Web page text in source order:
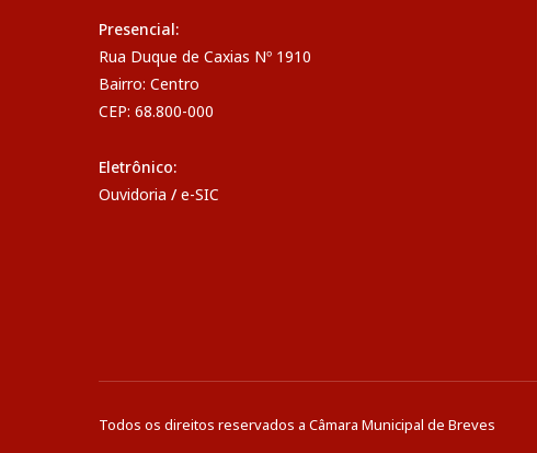
Presencial:
Rua Duque de Caxias Nº 1910
Bairro: Centro
CEP: 68.800-000
Eletrônico:
Ouvidoria / e-SIC
Todos os direitos reservados a Câmara Municipal de Breves